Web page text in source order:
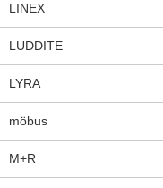
LINEX
LUDDITE
LYRA
möbus
M+R